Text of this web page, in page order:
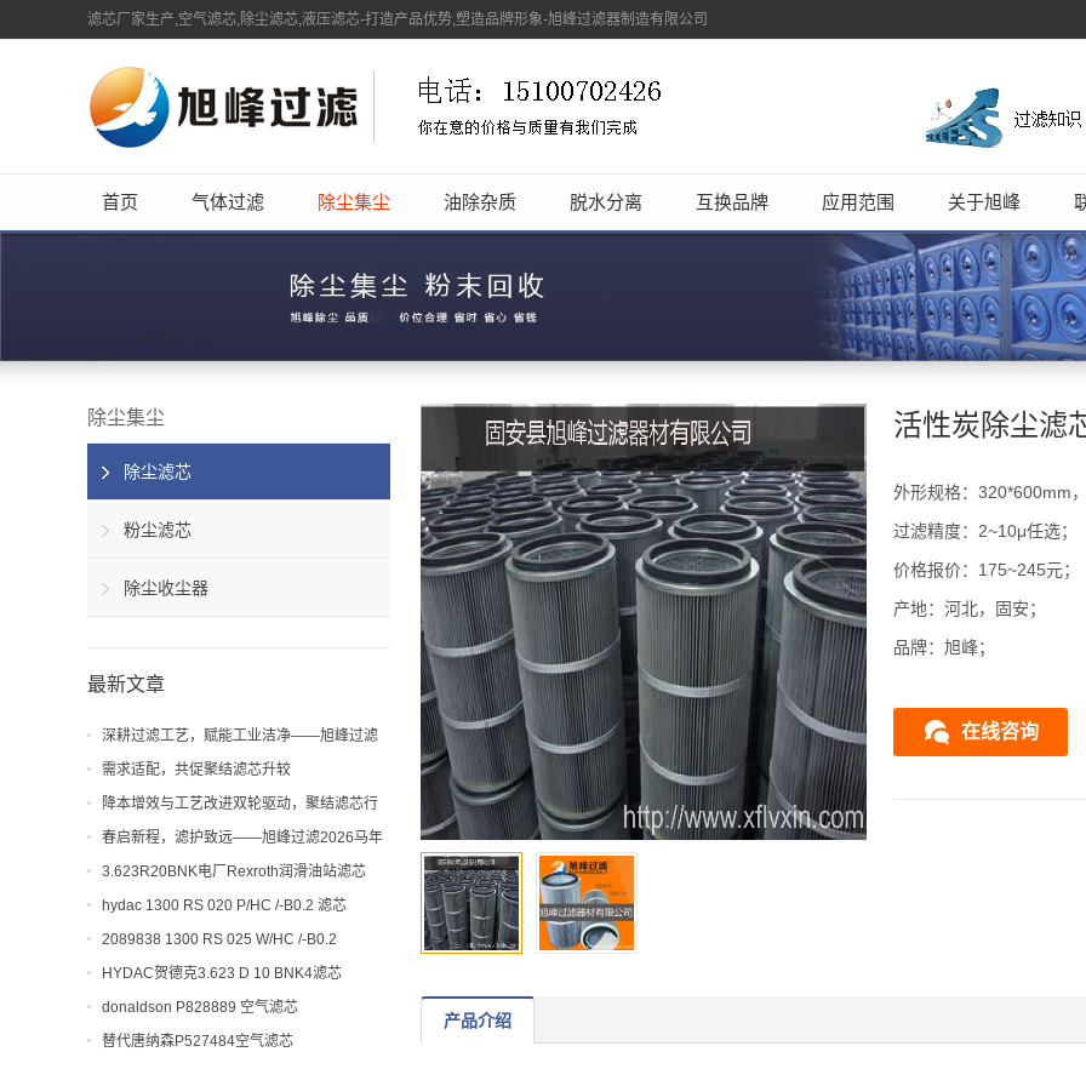
滤芯厂家生产,空气滤芯,除尘滤芯,液压滤芯-打造产品优势,塑造品牌形象-旭峰过滤器制造有限公司
首页 气体过滤 除尘集尘 油除杂质 脱水分离 互换品牌 应用范围 关于旭峰
活性炭除尘滤
外形规格：320*600mm
过滤精度：2~10μ任选；
价格报价：175~245元；
产地：河北，固安；
品牌：旭峰；
在线咨询
产品介绍
除尘集尘
除尘滤芯
粉尘滤芯
除尘收尘器
最新文章
深耕过滤工艺，赋能工业洁净——旭峰过滤
解析聚结滤芯工艺与应用价值
需求适配，共促聚结滤芯升较
降本增效与工艺改进双轮驱动，聚结滤芯行
业迎来新机遇
春启新程，滤护致远——旭峰过滤2026马年
开工大吉！
3.623R20BNK电厂Rexroth润滑油站滤芯
hydac 1300 RS 020 P/HC /-B0.2 滤芯
2089838 1300 RS 025 W/HC /-B0.2
HYDAC贺德克3.623 D 10 BNK4滤芯
donaldson P828889 空气滤芯
替代唐纳森P527484空气滤芯